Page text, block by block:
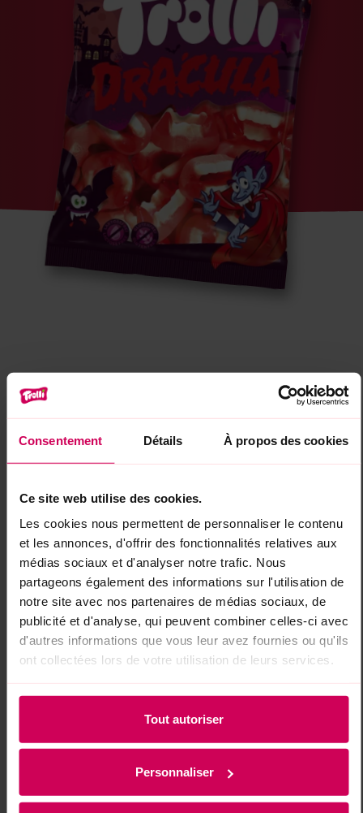
Consentement Détails À propos des cookies
Ce site web utilise des cookies.
Les cookies nous permettent de personnaliser le contenu
et les annonces, d'offrir des fonctionnalités relatives aux
médias sociaux et d'analyser notre trafic. Nous
partageons également des informations sur l'utilisation de
notre site avec nos partenaires de médias sociaux, de
publicité et d'analyse, qui peuvent combiner celles-ci avec
d'autres informations que vous leur avez fournies ou qu'ils
ont collectées lors de votre utilisation de leurs services.
Tout autoriser
Personnaliser
INGRÉDIENTSVALEURS
NUTRITIONNELLES REcyclage
Ingrédients : Sirop de glucose ; sucre ;
gélatine ; acidifiants : acide citrique,
acide lactique ; humectant : sorbitol ;
arômes ; colorant : carmin véritable ;
agents d'enrobage : cire d'abeille,
À noter : Les ingrédients et les valeurs
nutritionnelles moyennes fournies se
réfèrent à la recette actuelle pour le
format indiqué ci-dessous. Des